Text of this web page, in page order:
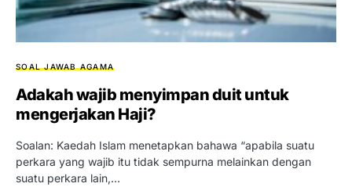
SOAL JAWAB AGAMA
Adakah wajib menyimpan duit untuk
mengerjakan Haji?
Soalan: Kaedah Islam menetapkan bahawa “apabila suatu
perkara yang wajib itu tidak sempurna melainkan dengan
suatu perkara lain,…